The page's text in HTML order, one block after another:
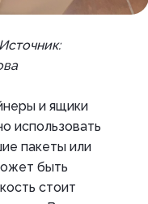
и ящики
использовать
пакеты или
быть
стоит